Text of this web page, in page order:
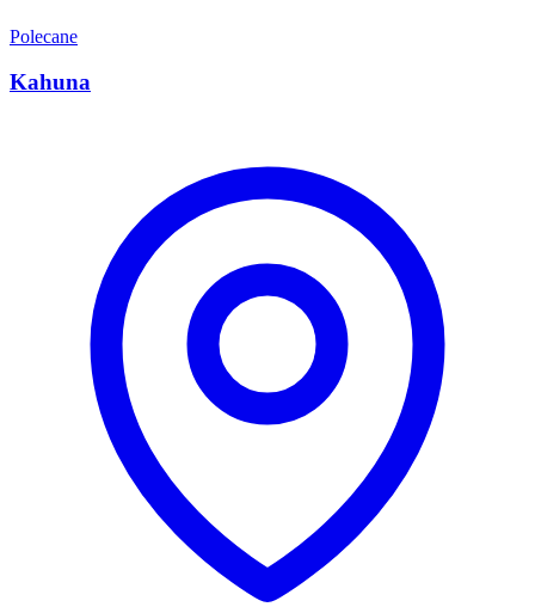
Polecane
Kahuna